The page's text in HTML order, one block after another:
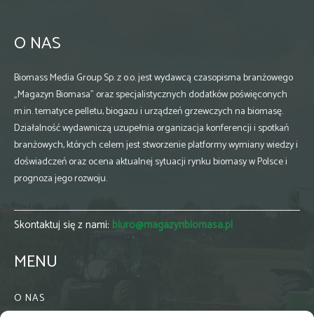
O NAS
Biomass Media Group Sp. z o.o. jest wydawcą czasopisma branżowego
„Magazyn Biomasa” oraz specjalistycznych dodatków poświęconych
m.in. tematyce pelletu, biogazu i urządzeń grzewczych na biomasę.
Działalność wydawniczą uzupełnia organizacja konferencji i spotkań
branżowych, których celem jest stworzenie platformy wymiany wiedzy i
doświadczeń oraz ocena aktualnej sytuacji rynku biomasy w Polsce i
prognoza jego rozwoju.
Skontaktuj się z nami: biuro@magazynbiomasa.pl
MENU
O NAS